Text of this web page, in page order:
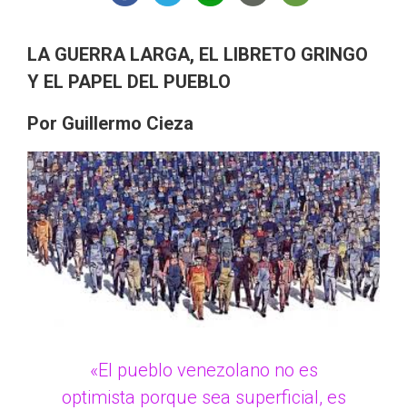
LA GUERRA LARGA, EL LIBRETO GRINGO
Y EL PAPEL DEL PUEBLO
Por Guillermo Cieza
«El pueblo venezolano no es
optimista porque sea superficial, es